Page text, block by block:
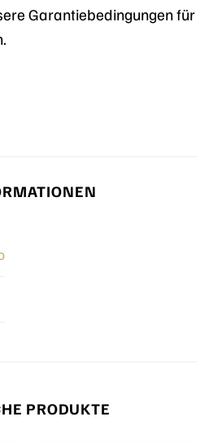
Garantiebedingungen für
PRODUKTE